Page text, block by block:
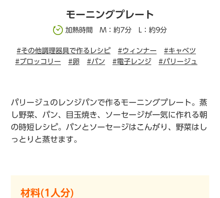
モーニングプレート
加熱時間 M：約7分 L：約9分
#その他調理器具で作るレシピ #ウィンナー
#キャベツ
#ブロッコリー
#卵 #パン #電子レンジ #パリージュ
パリージュのレンジパンで作るモーニングプレート。蒸
し野菜、パン、目玉焼き、ソーセージが一気に作れる朝
の時短レシピ。パンとソーセージはこんがり、野菜はし
っとりと蒸せます。
材料(1人分)